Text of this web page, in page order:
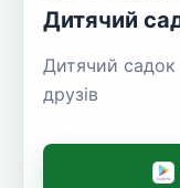
Дитячий
Дитячий садок
друзів